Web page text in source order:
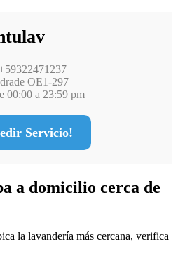
+59322471237
OE1-297
00:00 a 23:59 pm
Servicio!
a domicilio cerca de
la lavandería más cercana, verifica